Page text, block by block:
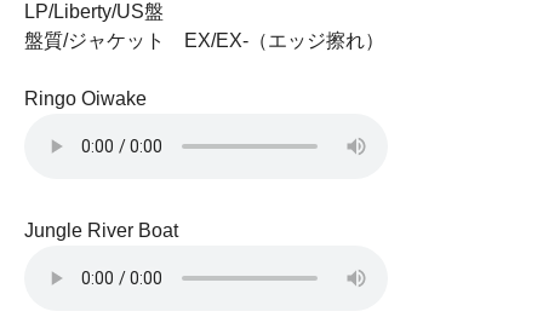
LP/Liberty/US盤
盤質/ジャケット EX/EX-（エッジ擦れ）
Ringo Oiwake
Jungle River Boat